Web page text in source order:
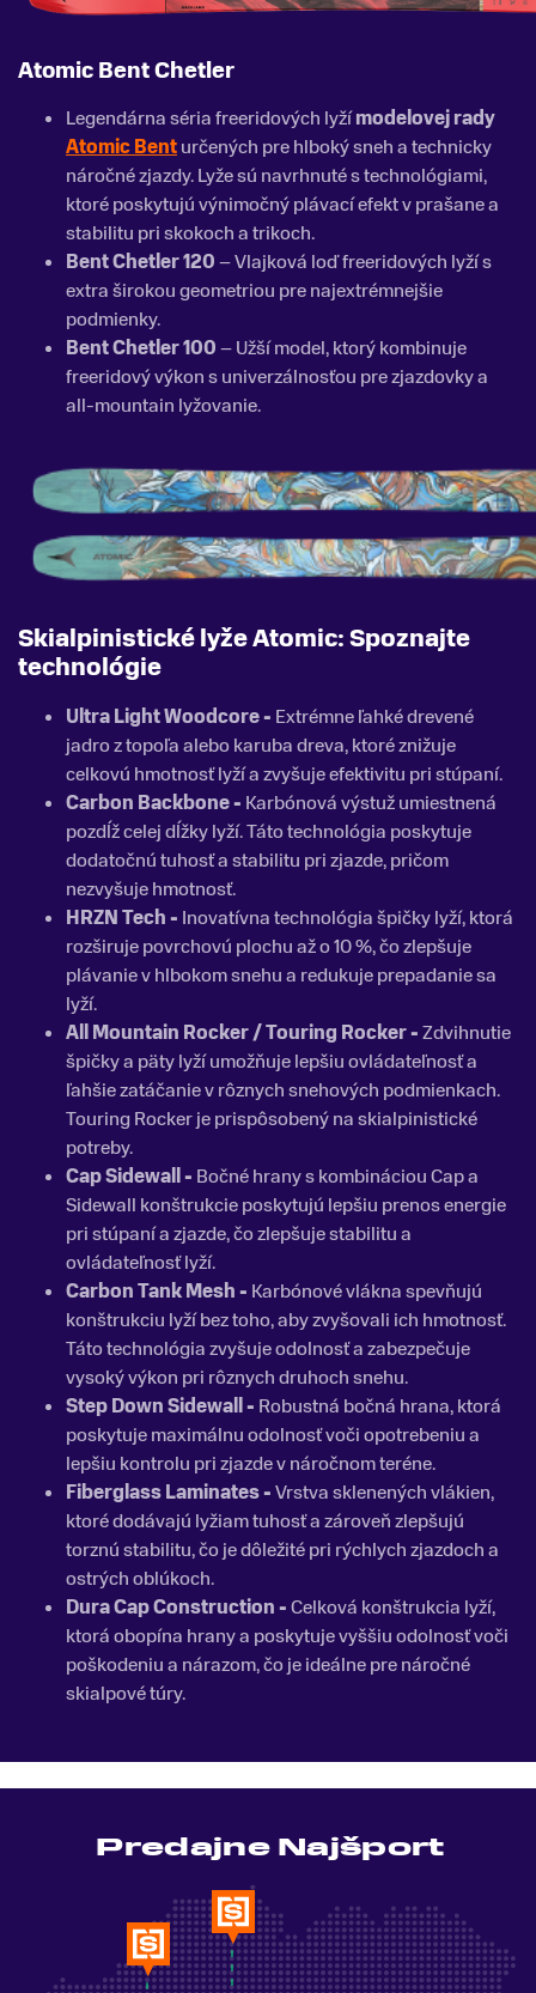
Atomic Bent Chetler
Legendárna séria freeridových lyžímodelovej rady
Atomic Benturčených pre hlboký sneh a technicky
náročné zjazdy. Lyže sú navrhnuté s technológiami,
ktoré poskytujú výnimočný plávací efekt v prašane a
stabilitu pri skokoch a trikoch.
Bent Chetler 120– Vlajková loď freeridových lyží s
extra širokou geometriou pre najextrémnejšie
podmienky.
Bent Chetler 100– Užší model, ktorý kombinuje
freeridový výkon s univerzálnosťou pre zjazdovky a
all-mountain lyžovanie.
Skialpinistické lyže Atomic: Spoznajte
technológie
Ultra Light Woodcore - Extrémne ľahké drevené
jadro z topoľa alebo karuba dreva, ktoré znižuje
celkovú hmotnosť lyží a zvyšuje efektivitu pri stúpaní.
Carbon Backbone - Karbónová výstuž umiestnená
pozdĺž celej dĺžky lyží. Táto technológia poskytuje
dodatočnú tuhosť a stabilitu pri zjazde, pričom
nezvyšuje hmotnosť.
HRZN Tech - Inovatívna technológia špičky lyží, ktorá
rozširuje povrchovú plochu až o 10 %, čo zlepšuje
plávanie v hlbokom snehu a redukuje prepadanie sa
lyží.
All Mountain Rocker / Touring Rocker -Zdvihnutie
špičky a päty lyží umožňuje lepšiu ovládateľnosť a
ľahšie zatáčanie v rôznych snehových podmienkach.
Touring Rocker je prispôsobený na skialpinistické
potreby.
Cap Sidewall - Bočné hrany s kombináciou Cap a
Sidewall konštrukcie poskytujú lepšiu prenos energie
pri stúpaní a zjazde, čo zlepšuje stabilitu a
ovládateľnosť lyží.
Carbon Tank Mesh - Karbónové vlákna spevňujú
konštrukciu lyží bez toho, aby zvyšovali ich hmotnosť.
Táto technológia zvyšuje odolnosť a zabezpečuje
vysoký výkon pri rôznych druhoch snehu.
Step Down Sidewall - Robustná bočná hrana, ktorá
poskytuje maximálnu odolnosť voči opotrebeniu a
lepšiu kontrolu pri zjazde v náročnom teréne.
Fiberglass Laminates -Vrstva sklenených vlákien,
ktoré dodávajú lyžiam tuhosť a zároveň zlepšujú
torznú stabilitu, čo je dôležité pri rýchlych zjazdoch a
ostrých oblúkoch.
Dura Cap Construction -Celková konštrukcia lyží,
ktorá obopína hrany a poskytuje vyššiu odolnosť voči
poškodeniu a nárazom, čo je ideálne pre náročné
skialpové túry.
Predajne Najšport